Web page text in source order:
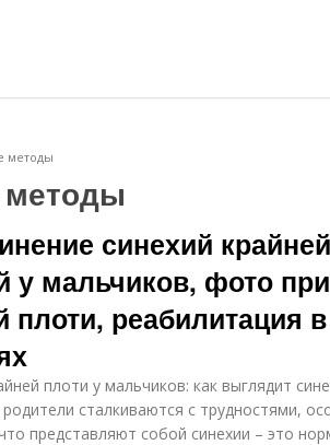
методы
синехий
у мальчиков, фото
плоти, реабилитация
плоти у мальчиков: как выглядит
сталкиваются с трудностями,
представляют собой синехии – это